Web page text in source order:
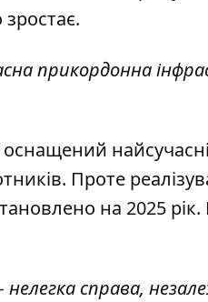
прикордонна
оснащений
Проте
на 2025 рік.
справа,